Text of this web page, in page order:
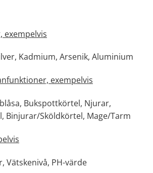
exempelvis
Kadmium, Arsenik, Aluminium
exempelvis
Bukspottkörtel, Njurar,
Binjurar/Sköldkörtel, Mage/Tarm
Vätskenivå, PH-värde